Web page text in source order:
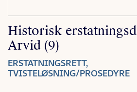
Historisk
Arvid (9)
ERSTATNINGSRETT,
TVISTELØSNING/PROSEDYRE